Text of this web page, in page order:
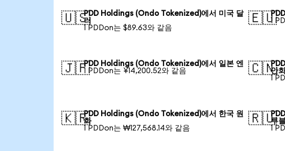
🇺🇸PDD Holdings (Ondo Tokenized)에서 미국 달
러
1 PDDon는 $89.63와 같음
🇪🇺
1
🇯🇵PDD Holdings (Ondo Tokenized)에서 일본 엔
1 PDDon는 ¥14,200.52와 같음
🇨🇳
안
1
🇰🇷PDD Holdings (Ondo Tokenized)에서 한국 원
화
1 PDDon는 ₩127,568.14와 같음
🇷🇺
루
1